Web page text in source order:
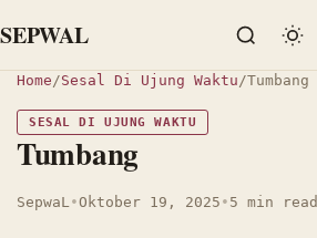
SEPWAL
Home/Sesal Di Ujung Waktu/Tumbang
SESAL DI UJUNG WAKTU
Tumbang
SepwaL•Oktober 19, 2025 • 5 min read